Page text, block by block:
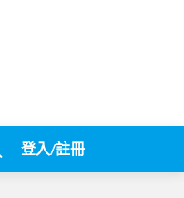
登入/註冊